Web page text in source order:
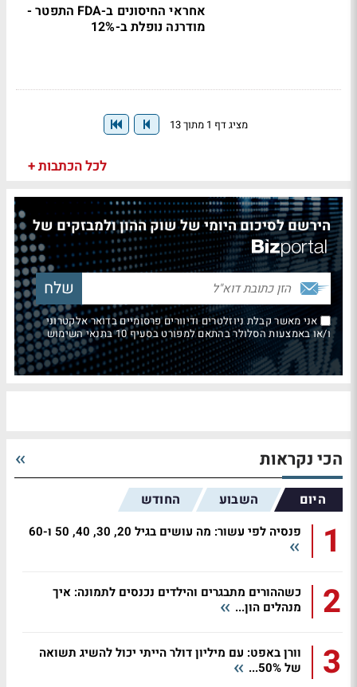
אחראי החיסונים ב-FDA התפטר -
מודרנה נופלת ב-12%
מציג דף 1 מתוך 13
לכל הכתבות +
הירשם לסיכום היומי של שוק ההון ולמבזקים של
אני מאשר קבלת ניוזלטרים ודיוורים פרסומיים בדואר אלקטרוני
ו/או באמצעות הסלולר בהתאם למפורט בסעיף 10 בתנאי השימוש
הכי נקראות
היום השבוע החודש
1 פנסיה לפי עשור: מה עושים בגיל 20, 30, 40, 50 ו-60
2
כשההורים מתבגרים והילדים נכנסים לתמונה: איך
מנהלים הון...
3
וורן באפט: עם מיליון דולר הייתי יכול להשיג תשואה
של 50%...